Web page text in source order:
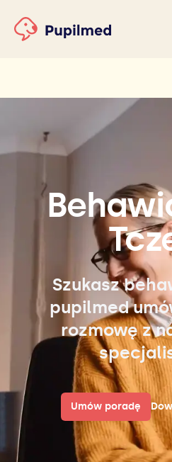
Szukasz
pupilmed
rozmowę z
Umów poradę